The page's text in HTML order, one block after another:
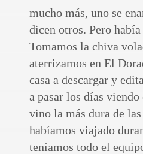
mucho más, uno se
dicen otros. Pero había
Tomamos la chiva
aterrizamos en El
casa a descargar y
a pasar los días
vino la más dura de
habíamos viajado
teníamos todo el